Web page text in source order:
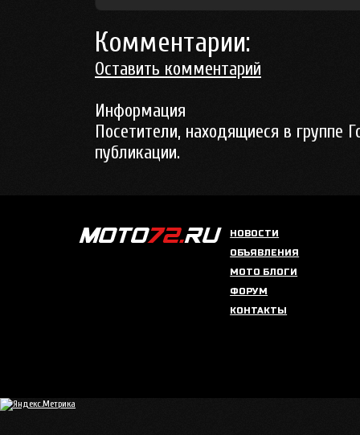
Комментарии:
Оставить комментарий
Информация
Посетители, находящиеся в группе
публикации.
НОВОСТИ
ОБЪЯВЛЕНИЯ
МОТО БЛОГИ
ФОРУМ
КОНТАКТЫ